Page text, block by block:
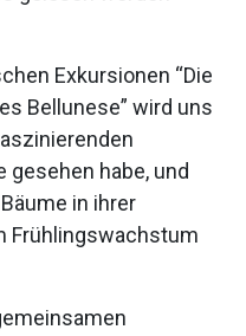
Exkursionen “Die
Bellunese” wird uns
gesehen habe, und
in ihrer
Frühlingswachstum